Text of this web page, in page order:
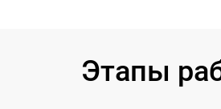
Этапы